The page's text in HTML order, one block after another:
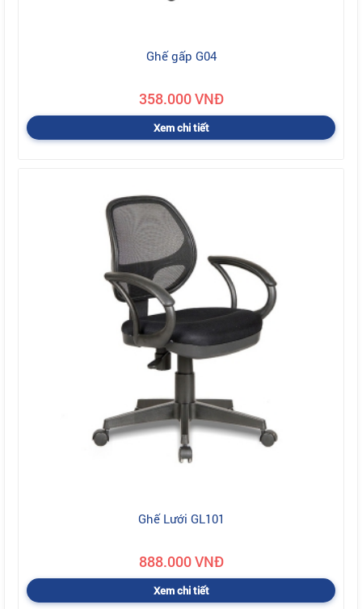
Ghế gấp G04
358.000 VNĐ
Xem chi tiết
Ghế Lưới GL101
888.000 VNĐ
Xem chi tiết